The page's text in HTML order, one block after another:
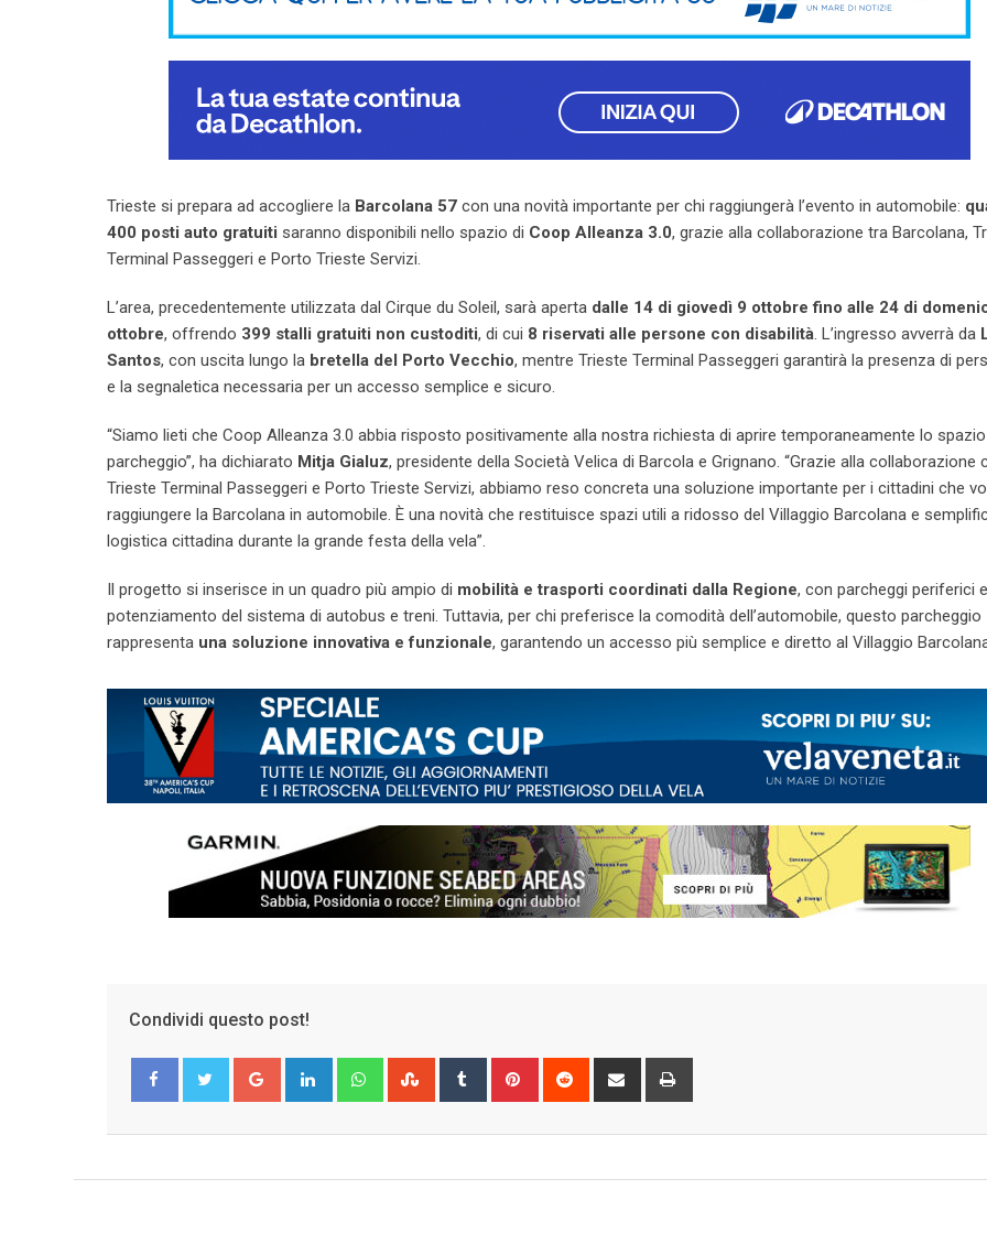
Trieste si prepara ad accogliere la Barcolana 57 con una novità importante per chi raggiungerà l’evento in automobile:
400 posti auto gratuiti saranno disponibili nello spazio di Coop Alleanza 3.0, grazie alla collaborazione tra Barcolana,
Terminal Passeggeri e Porto Trieste Servizi.
L’area, precedentemente utilizzata dal Cirque du Soleil, sarà aperta dalle 14 di giovedì 9 ottobre fino alle 24 di
ottobre, offrendo 399 stalli gratuiti non custoditi, di cui 8 riservati alle persone con disabilità. L’ingresso avverrà da
Santos, con uscita lungo la bretella del Porto Vecchio, mentre Trieste Terminal Passeggeri garantirà la presenza di
e la segnaletica necessaria per un accesso semplice e sicuro.
“Siamo lieti che Coop Alleanza 3.0 abbia risposto positivamente alla nostra richiesta di aprire temporaneamente lo
parcheggio”, ha dichiarato Mitja Gialuz, presidente della Società Velica di Barcola e Grignano. “Grazie alla collaborazione
Trieste Terminal Passeggeri e Porto Trieste Servizi, abbiamo reso concreta una soluzione importante per i cittadini che
raggiungere la Barcolana in automobile. È una novità che restituisce spazi utili a ridosso del Villaggio Barcolana e
logistica cittadina durante la grande festa della vela”.
Il progetto si inserisce in un quadro più ampio di mobilità e trasporti coordinati dalla Regione, con parcheggi periferici e
potenziamento del sistema di autobus e treni. Tuttavia, per chi preferisce la comodità dell’automobile, questo parcheggio
rappresenta una soluzione innovativa e funzionale, garantendo un accesso più semplice e diretto al Villaggio
Condividi questo post!
Google+ LinkedIn WhatsappStumbleUpon
Tumblr Pinterest Reddit
Share